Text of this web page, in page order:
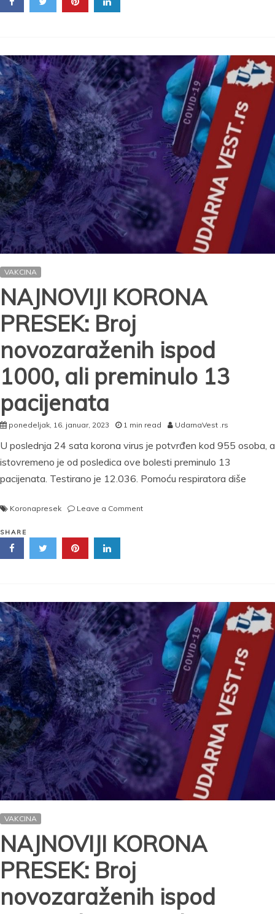
BOGINJA,
POVEĆANA
VAKCINACIJA
MMR!
Dr
Mitrović:
Roditelji
se
uplašili!
VAKCINA
NAJNOVIJI KORONA
PRESEK: Broj
novozaraženih ispod
1000, ali preminulo 13
pacijenata
ponedeljak, 16. januar, 2023 1 min read UdarnaVest .rs
U poslednja 24 sata korona virus je potvrđen kod 955 osoba, a
istovremeno je od posledica ove bolesti preminulo 13
pacijenata. Testirano je 12.036. Pomoću respiratora diše
Koronapresek Leave a Commenton
ali
preminulo
13
pacijenata
SHARE
VAKCINA
NAJNOVIJI KORONA
PRESEK: Broj
novozaraženih ispod